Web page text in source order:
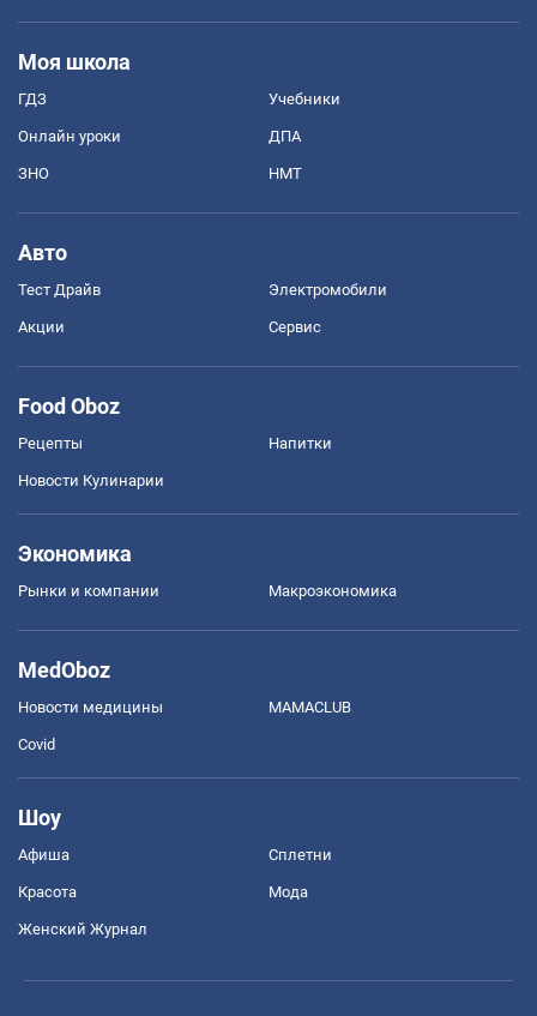
Моя школа
ГДЗ Учебники
Онлайн уроки ДПА
ЗНО НМТ
Авто
Тест Драйв Электромобили
Акции Сервис
Food Oboz
Рецепты Напитки
Новости Кулинарии
Экономика
Рынки и компании Mакроэкономика
MedOboz
Новости медицины MAMACLUB
Covid
Шоу
Афиша Сплетни
Красота Мода
Женский Журнал